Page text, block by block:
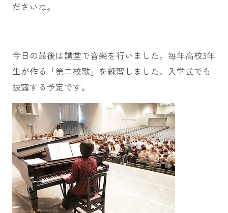
ださいね。
今日の最後は講堂で音楽を行いました。毎年高校3年
生が作る「第二校歌」を練習しました。入学式でも
披露する予定です。